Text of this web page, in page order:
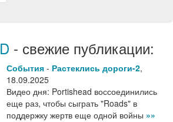
- свежие публикации:
События - Растеклись дороги-2,
18.09.2025
Видео дня: Portishead воссоединились
еще раз, чтобы сыграть "Roads" в
поддержку жертв еще одной войны »»